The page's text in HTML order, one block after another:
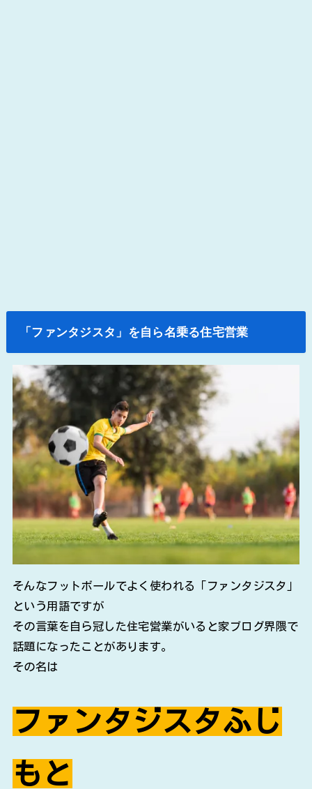
「ファンタジスタ」を自ら名乗る住宅営業
そんなフットボールでよく使われる「ファンタジスタ」
という用語ですが
その言葉を自ら冠した住宅営業がいると家ブログ界隈で
話題になったことがあります。
その名は
ファンタジスタふじ
もと